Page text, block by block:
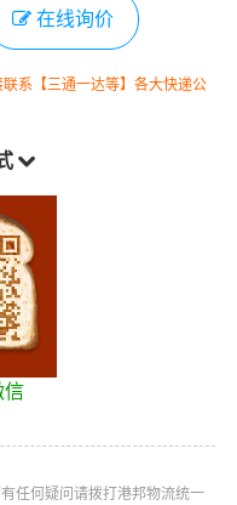
在线询价
系【三通一达等】各大快递公
信
任何疑问请拨打 港邦物流统一